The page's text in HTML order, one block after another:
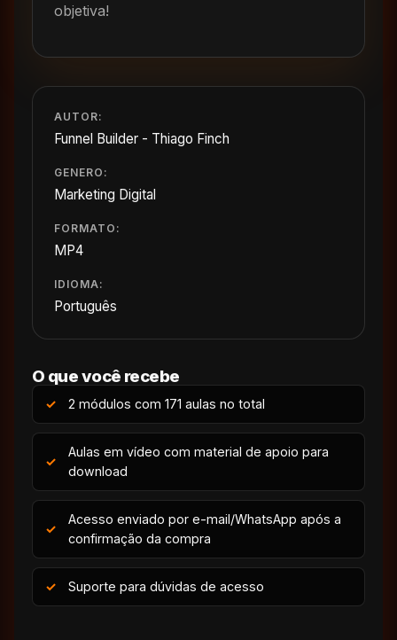
objetiva!
AUTOR:
Funnel Builder - Thiago Finch
GENERO:
Marketing Digital
FORMATO:
MP4
IDIOMA:
Português
O que você recebe
2 módulos com 171 aulas no total
Aulas em vídeo com material de apoio para
download
Acesso enviado por e-mail/WhatsApp após a
confirmação da compra
Suporte para dúvidas de acesso